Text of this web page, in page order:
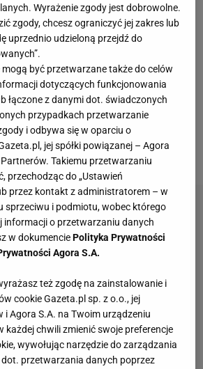
Polki nie była jej przyjaciółką.
nasza reprezentantka nie
wielkoszlemowego. Nie
. Choć wiele najlepszych
jak Aryna Sabalenka czy
Coco
na przetarcie przed
zdecydowała się na Bad
Wyrażenie zgody jest dobrowolne.
zgody, chcesz ograniczyć jej zakres lub
uprzednio udzieloną przejdź do
być przetwarzane także do celów
dotyczących funkcjonowania
łączone z danymi dot. świadczonych
przypadkach przetwarzanie
i odbywa się w oparciu o
jej spółki powiązanej – Agora
Takiemu przetwarzaniu
przechodząc do „Ustawień
przez kontakt z administratorem – w
sprzeciwu i podmiotu, wobec którego
informacji o przetwarzaniu danych
w dokumenciePolityka Prywatności
Agora S.A.
też zgodę na zainstalowanie i
cookie Gazeta.pl sp. z o.o., jej
Agora S.A. na Twoim urządzeniu
każdej chwili zmienić swoje preferencje
wywołując narzędzie do zarządzania
przetwarzania danych poprzez